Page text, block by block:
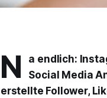
N
a endlich:
Social Media
erstellte Follower,